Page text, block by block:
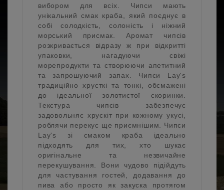
вибором для всіх. Чипси мають
унікальний смак краба, який поєднує в
собі солодкість, солоність і ніжний
морський присмак. Аромат чипсів
розкривається відразу ж при відкритті
упаковки, нагадуючи свіжі
морепродукти та створюючи апетитний
та запрошуючий запах. Чипси Lay's
традиційно хрусткі та тонкі, обсмажені
до ідеальної золотистої скоринки.
Текстура чипсів забезпечує
задовольняє хрускіт при кожному укусі,
роблячи перекус ще приємнішим. Чипси
Lay's зі смаком краба ідеально
підходять для тих, хто шукає
оригінальне та незвичайне
перекушування. Вони чудово підійдуть
для частування гостей, додавання до
пива або просто як закуска протягом